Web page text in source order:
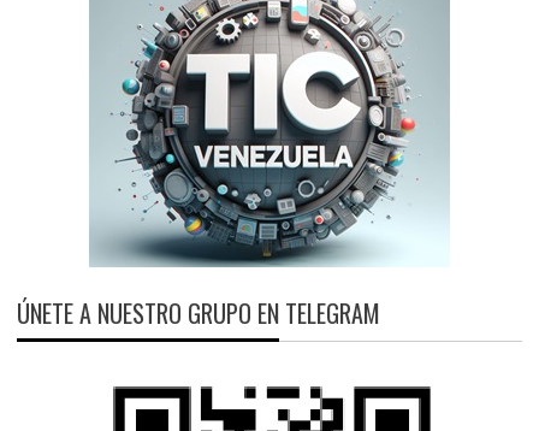
ÚNETE A NUESTRO GRUPO EN TELEGRAM